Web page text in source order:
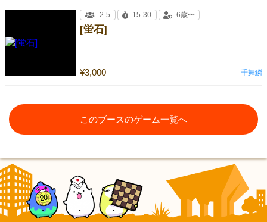
[蛍石]
¥3,000
2-5 15-30 6歳〜
千舞鱗
このブースのゲーム一覧へ